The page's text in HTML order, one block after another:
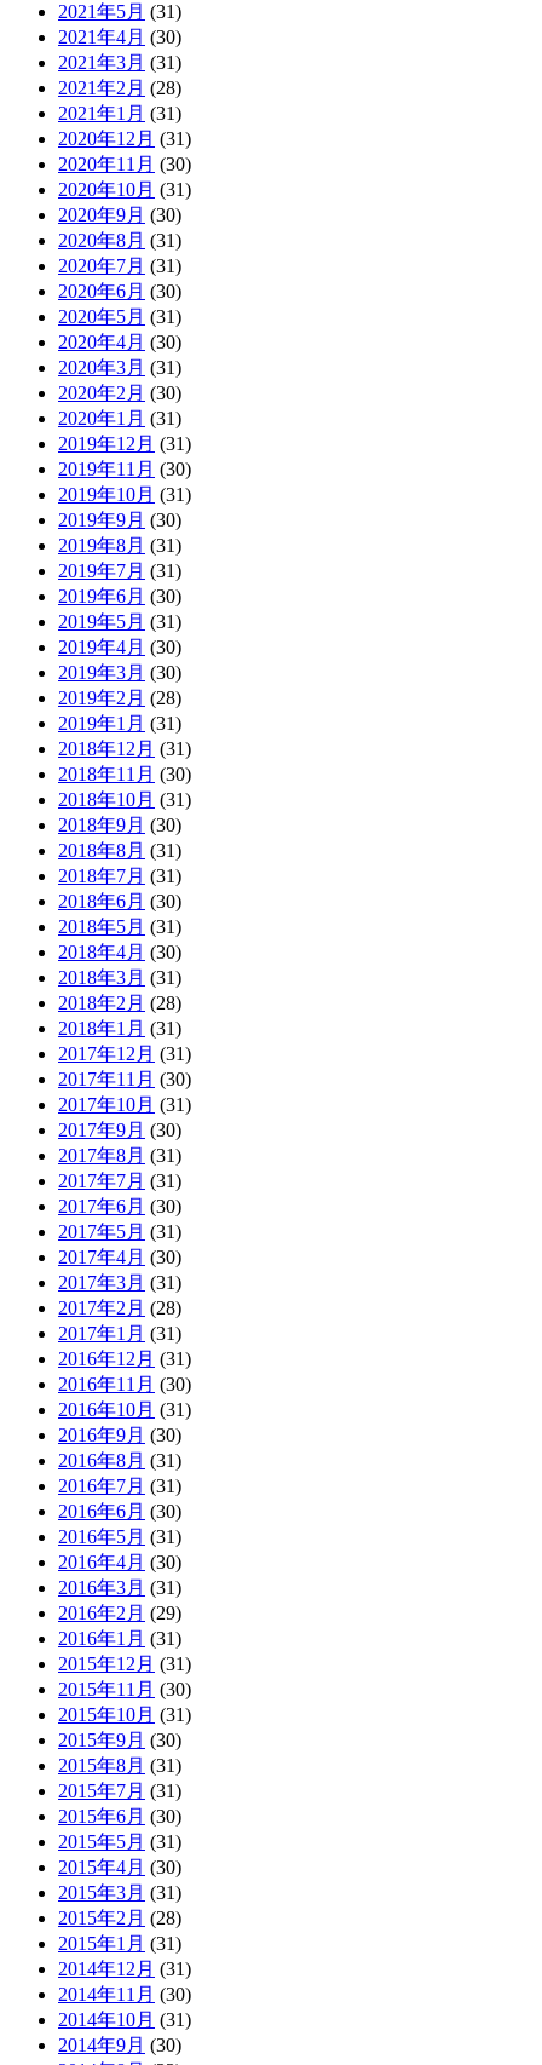
2021年5月 (31)
2021年4月 (30)
2021年3月 (31)
2021年2月 (28)
2021年1月 (31)
2020年12月 (31)
2020年11月 (30)
2020年10月 (31)
2020年9月 (30)
2020年8月 (31)
2020年7月 (31)
2020年6月 (30)
2020年5月 (31)
2020年4月 (30)
2020年3月 (31)
2020年2月 (30)
2020年1月 (31)
2019年12月 (31)
2019年11月 (30)
2019年10月 (31)
2019年9月 (30)
2019年8月 (31)
2019年7月 (31)
2019年6月 (30)
2019年5月 (31)
2019年4月 (30)
2019年3月 (30)
2019年2月 (28)
2019年1月 (31)
2018年12月 (31)
2018年11月 (30)
2018年10月 (31)
2018年9月 (30)
2018年8月 (31)
2018年7月 (31)
2018年6月 (30)
2018年5月 (31)
2018年4月 (30)
2018年3月 (31)
2018年2月 (28)
2018年1月 (31)
2017年12月 (31)
2017年11月 (30)
2017年10月 (31)
2017年9月 (30)
2017年8月 (31)
2017年7月 (31)
2017年6月 (30)
2017年5月 (31)
2017年4月 (30)
2017年3月 (31)
2017年2月 (28)
2017年1月 (31)
2016年12月 (31)
2016年11月 (30)
2016年10月 (31)
2016年9月 (30)
2016年8月 (31)
2016年7月 (31)
2016年6月 (30)
2016年5月 (31)
2016年4月 (30)
2016年3月 (31)
2016年2月 (29)
2016年1月 (31)
2015年12月 (31)
2015年11月 (30)
2015年10月 (31)
2015年9月 (30)
2015年8月 (31)
2015年7月 (31)
2015年6月 (30)
2015年5月 (31)
2015年4月 (30)
2015年3月 (31)
2015年2月 (28)
2015年1月 (31)
2014年12月 (31)
2014年11月 (30)
2014年10月 (31)
2014年9月 (30)